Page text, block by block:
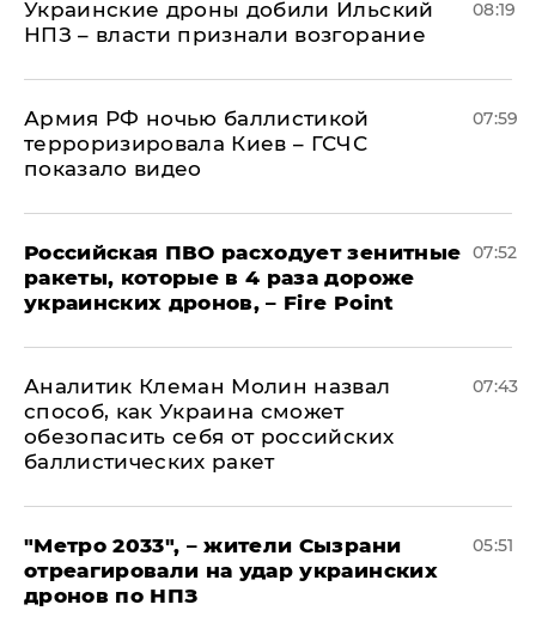
Украинские дроны добили Ильский
НПЗ – власти признали возгорание
08:19
Армия РФ ночью баллистикой
терроризировала Киев – ГСЧС
показало видео
07:59
Российская ПВО расходует зенитные
ракеты, которые в 4 раза дороже
украинских дронов, – Fire Point
07:52
Аналитик Клеман Молин назвал
способ, как Украина сможет
обезопасить себя от российских
баллистических ракет
07:43
"Метро 2033", – жители Сызрани
отреагировали на удар украинских
дронов по НПЗ
05:51